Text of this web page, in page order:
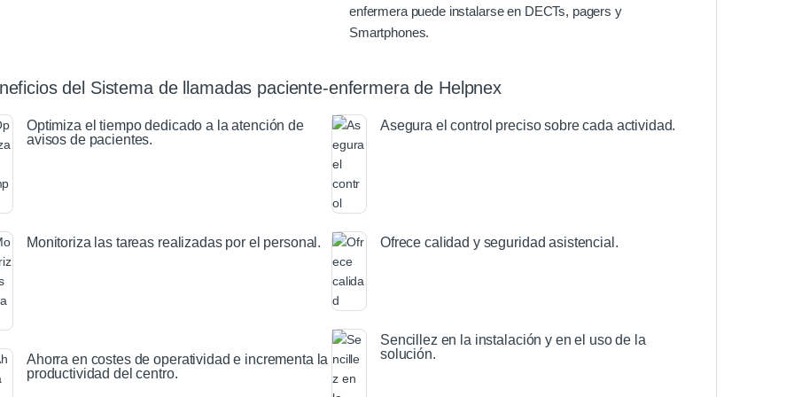
enfermera puede instalarse en DECTs, pagers y
Smartphones.
del Sistema de llamadas paciente-enfermera de Helpnex
Optimiza el tiempo dedicado a la atención de
avisos de pacientes.
Monitoriza las tareas realizadas por el personal.
Ahorra en costes de operatividad e incrementa la
productividad del centro.
Asegura el control preciso sobre cada actividad.
Ofrece calidad y seguridad asistencial.
Sencillez en la instalación y en el uso de la
solución.